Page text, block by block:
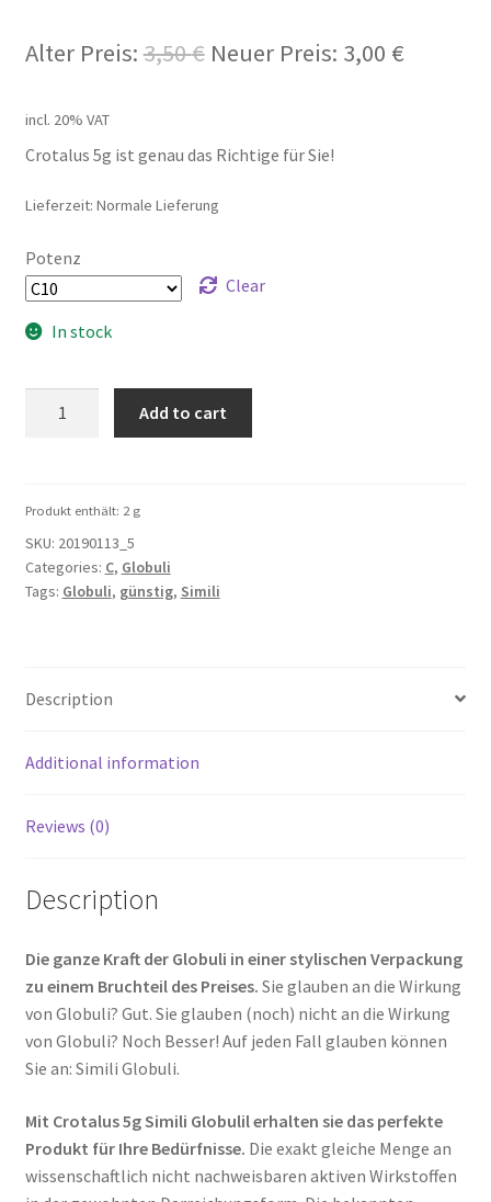
Alter Preis: 3,50€ Neuer Preis: 3,00 €
incl. 20% VAT
Crotalus 5g ist genau das Richtige für Sie!
Lieferzeit: Normale Lieferung
Potenz
Clear
In stock
Add to cart
Produkt enthält: 2 g
SKU: 20190113_5
Categories: C, Globuli
Tags: Globuli, günstig, Simili
Description
Additional information
Reviews (0)
Description
Die ganze Kraft der Globuli in einer stylischen Verpackung
zu einem Bruchteil des Preises. Sie glauben an die Wirkung
von Globuli? Gut. Sie glauben (noch) nicht an die Wirkung
von Globuli? Noch Besser! Auf jeden Fall glauben können
Sie an: Simili Globuli.
Mit Crotalus 5g Simili Globulil erhalten sie das perfekte
Produkt für Ihre Bedürfnisse. Die exakt gleiche Menge an
wissenschaftlich nicht nachweisbaren aktiven Wirkstoffen